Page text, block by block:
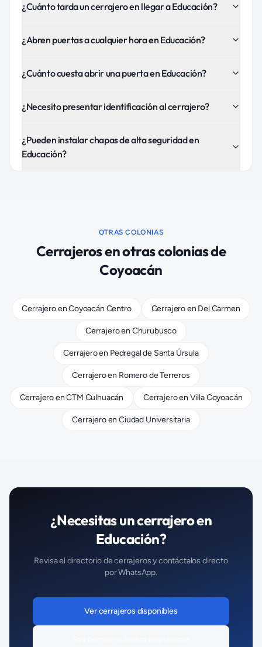
¿Cuánto tarda un cerrajero en llegar a Educación?
¿Abren puertas a cualquier hora en Educación?
¿Cuánto cuesta abrir una puerta en Educación?
¿Necesito presentar identificación al cerrajero?
¿Pueden instalar chapas de alta seguridad en
Educación?
OTRAS COLONIAS
Cerrajerosen otras colonias de
Coyoacán
CerrajeroenCoyoacán Centro Cerrajeroen Del Carmen
Cerrajeroen Churubusco
Cerrajeroen Pedregal de Santa Úrsula
Cerrajeroen Romero de Terreros
CerrajeroenCTM Culhuacán Cerrajeroen Villa Coyoacán
CerrajeroenCiudad Universitaria
¿Necesitas uncerrajeroen
Educación?
Revisa el directorio decerrajerosy contáctalos directo
por WhatsApp.
Vercerrajeros disponibles